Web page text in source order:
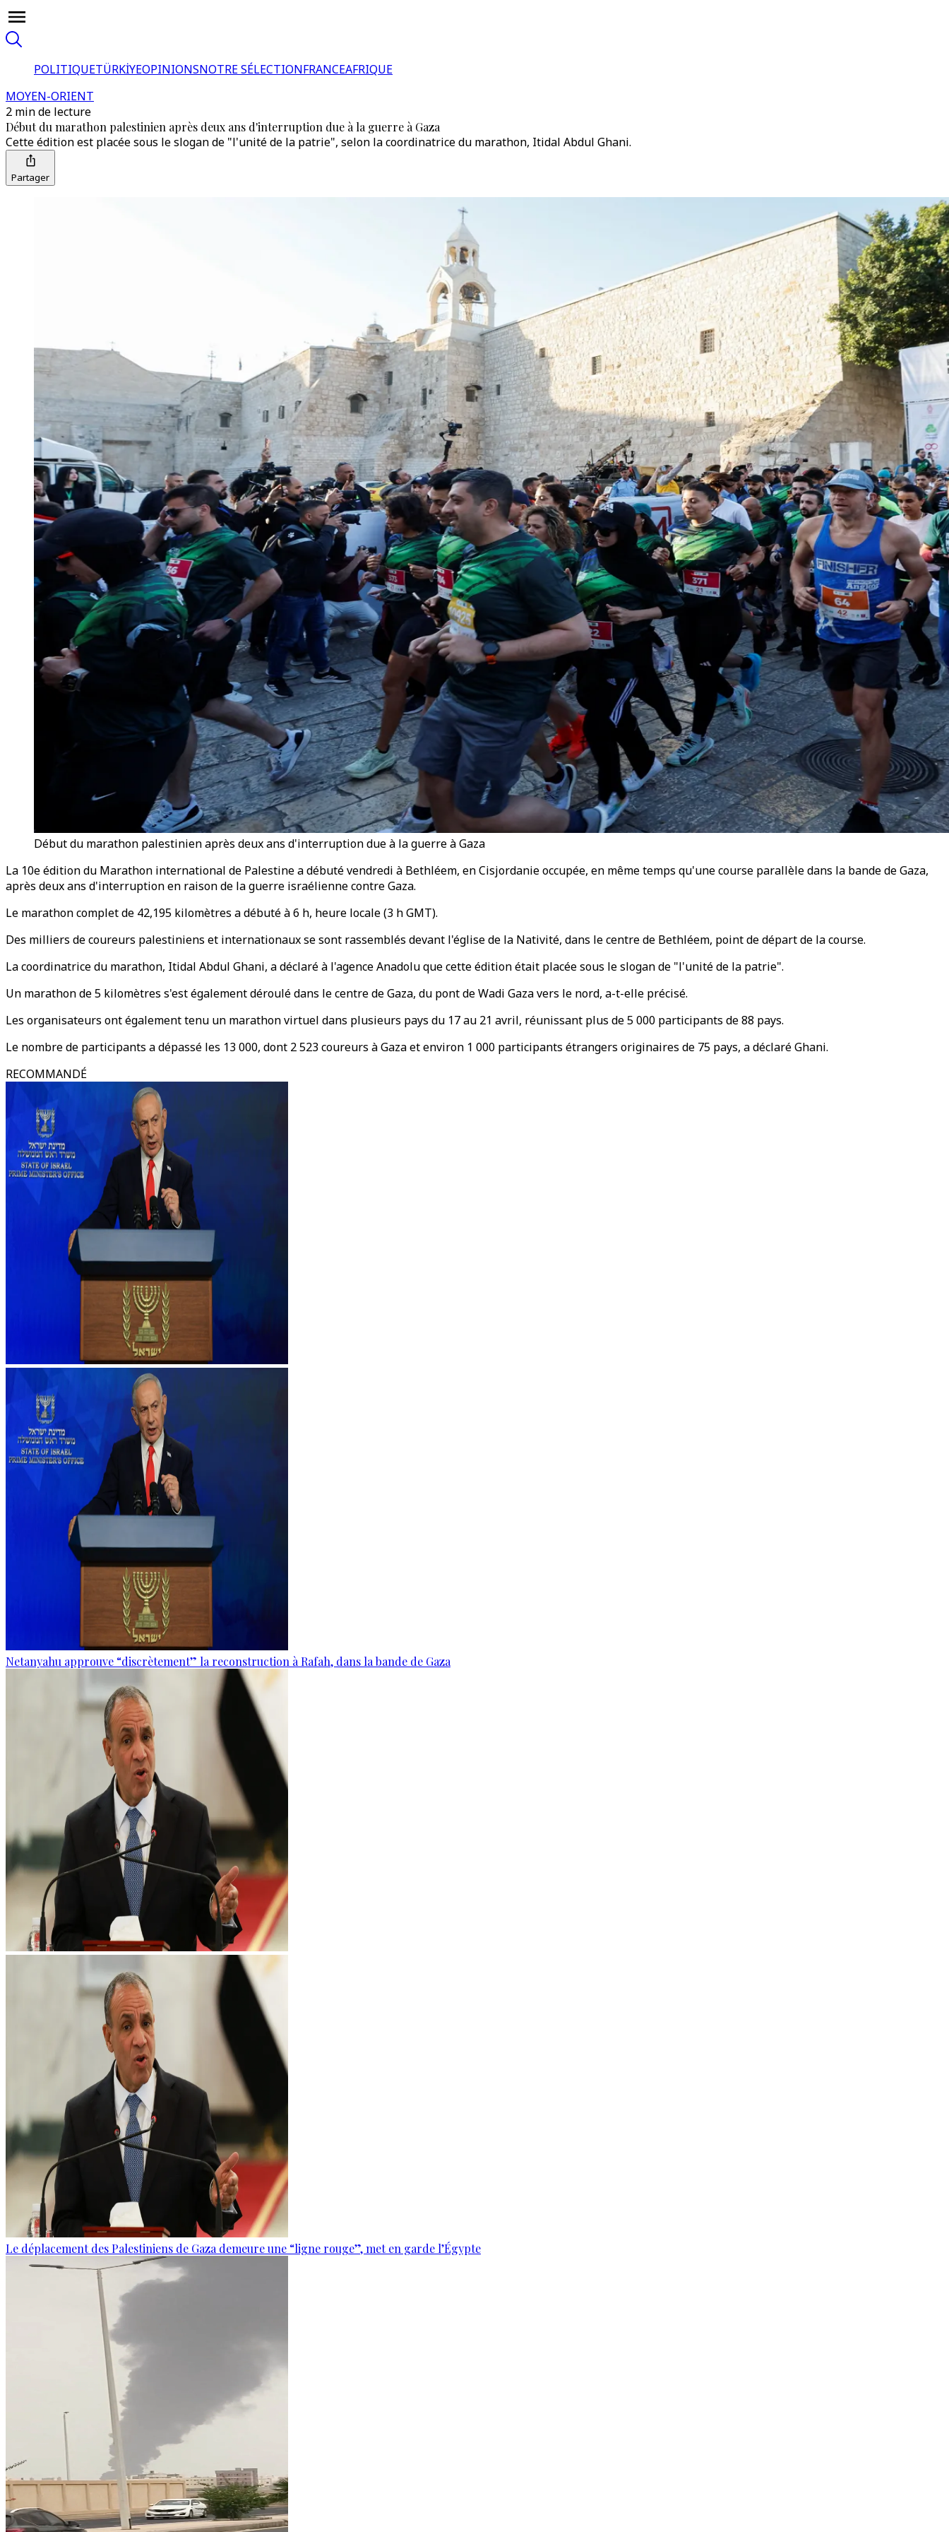
POLITIQUETÜRKİYEOPINIONSNOTRE SÉLECTIONFRANCEAFRIQUE
MOYEN-ORIENT
2 min de lecture
Début du marathon palestinien après deux ans d'interruption due à la guerre à Gaza
Cette édition est placée sous le slogan de "l'unité de la patrie", selon la coordinatrice du marathon, Itidal Abdul Ghani.
Partager
Début du marathon palestinien après deux ans d'interruption due à la guerre à Gaza
La 10e édition du Marathon international de Palestine a débuté vendredi à Bethléem, en Cisjordanie occupée, en même temps qu'une course parallèle dans la bande de Gaza,
après deux ans d'interruption en raison de la guerre israélienne contre Gaza.
Le marathon complet de 42,195 kilomètres a débuté à 6 h, heure locale (3 h GMT).
Des milliers de coureurs palestiniens et internationaux se sont rassemblés devant l'église de la Nativité, dans le centre de Bethléem, point de départ de la course.
La coordinatrice du marathon, Itidal Abdul Ghani, a déclaré à l'agence Anadolu que cette édition était placée sous le slogan de "l'unité de la patrie".
Un marathon de 5 kilomètres s'est également déroulé dans le centre de Gaza, du pont de Wadi Gaza vers le nord, a-t-elle précisé.
Les organisateurs ont également tenu un marathon virtuel dans plusieurs pays du 17 au 21 avril, réunissant plus de 5 000 participants de 88 pays.
Le nombre de participants a dépassé les 13 000, dont 2 523 coureurs à Gaza et environ 1 000 participants étrangers originaires de 75 pays, a déclaré Ghani.
RECOMMANDÉ
Netanyahu approuve “discrètement” la reconstruction à Rafah, dans la bande de Gaza
Le déplacement des Palestiniens de Gaza demeure une “ligne rouge”, met en garde l’Égypte